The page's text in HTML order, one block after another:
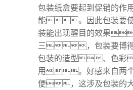
包装纸盒要起到促销的
能。因此包装要
装能出现醒目的效果
三，包装要博
包装的造型、色彩
用。好感来自两
便，这涉及包装